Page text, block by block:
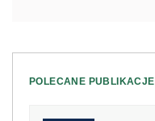
POLECANE PUBLIKACJE